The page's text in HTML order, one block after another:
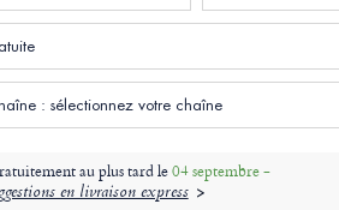
: sélectionnez votre chaîne
au plus tard le04 septembre -
en livraison express